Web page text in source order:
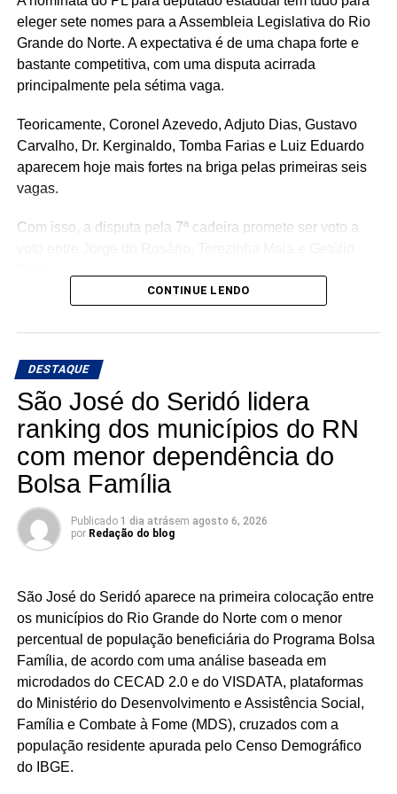
eleger sete nomes para a Assembleia Legislativa do Rio
Grande do Norte. A expectativa é de uma chapa forte e
bastante competitiva, com uma disputa acirrada
principalmente pela sétima vaga.
Teoricamente, Coronel Azevedo, Adjuto Dias, Gustavo
Carvalho, Dr. Kerginaldo, Tomba Farias e Luiz Eduardo
aparecem hoje mais fortes na briga pelas primeiras seis
vagas.
Com isso, a disputa pela 7ª cadeira promete ser voto a
Os três possuem bases e estruturas eleitorais importantes
e chegam à reta da pré-campanha buscando garantir um
potencial para fazer sete cadeiras, a briga pela última
vaga promete ser uma das mais acirradas da eleição para
a ALRN em 2026
CONTINUE LENDO
DESTAQUE
São José do Seridó lidera
ranking dos municípios do RN
com menor dependência do
Bolsa Família
Publicado 1 dia atrásem agosto 6, 2026
por Redação do blog
São José do Seridó aparece na primeira colocação entre
os municípios do Rio Grande do Norte com o menor
percentual de população beneficiária do Programa Bolsa
Família, de acordo com uma análise baseada em
microdados do CECAD 2.0 e do VISDATA, plataformas
do Ministério do Desenvolvimento e Assistência Social,
Família e Combate à Fome (MDS), cruzados com a
população residente apurada pelo Censo Demográfico
do IBGE.